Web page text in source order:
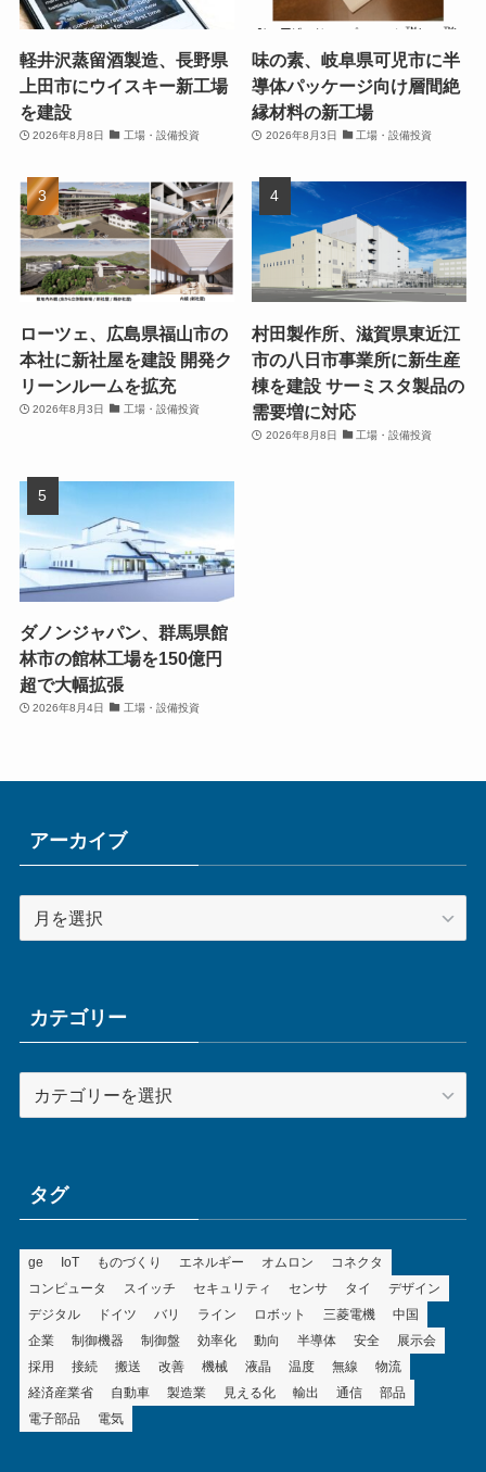
軽井沢蒸留酒製造、長野県
上田市にウイスキー新工場
を建設
2026年8月8日 工場・設備投資
味の素、岐阜県可児市に半
導体パッケージ向け層間絶
縁材料の新工場
2026年8月3日 工場・設備投資
ローツェ、広島県福山市の
本社に新社屋を建設 開発ク
リーンルームを拡充
2026年8月3日 工場・設備投資
村田製作所、滋賀県東近江
市の八日市事業所に新生産
棟を建設 サーミスタ製品の
需要増に対応
2026年8月8日 工場・設備投資
ダノンジャパン、群馬県館
林市の館林工場を150億円
超で大幅拡張
2026年8月4日 工場・設備投資
アーカイブ
ー
ブカテゴリー
テ
ータグ
ge IoT ものづくり エネルギー オムロン
コネクタ
コンピュータ
スイッチ セキュリティ センサ タイ
デザイン
デジタル
ドイツ バリ ライン ロボット 三菱電機
中国
企業
制御機器 制御盤 効率化 動向 半導体 安全
展示会
採用
接続 搬送 改善 機械 液晶 温度 無線
物流
経済産業省
自動車 製造業 見える化 輸出 通信
部品
電子部品
電気